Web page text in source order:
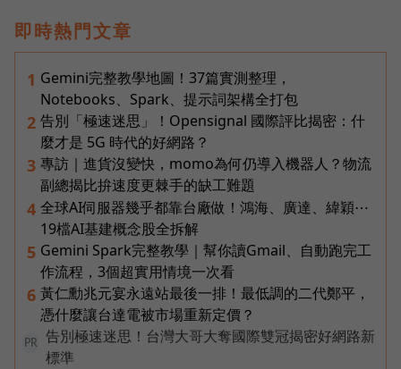
即時熱門文章
1 Gemini完整教學地圖！37篇實測整理，
Notebooks、Spark、提示詞架構全打包
2 告別「極速迷思」！Opensignal 國際評比揭密：什
麼才是 5G 時代的好網路？
3 專訪｜進貨沒變快，momo為何仍導入機器人？物流
副總揭比拚速度更棘手的缺工難題
4 全球AI伺服器幾乎都靠台廠做！鴻海、廣達、緯穎⋯
19檔AI基建概念股全拆解
5 Gemini Spark完整教學｜幫你讀Gmail、自動跑完工
作流程，3個超實用情境一次看
6 黃仁勳兆元宴永遠站最後一排！最低調的二代鄭平，
憑什麼讓台達電被市場重新定價？
PR
告別極速迷思！台灣大哥大奪國際雙冠揭密好網路新
標準